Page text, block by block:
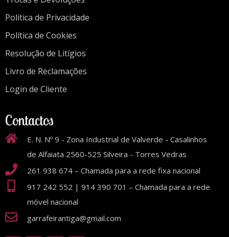
Política de Privacidade
Política de Cookies
Resolução de Litígios
Livro de Reclamações
Login de Cliente
Contactos
E. N. Nº 9 - Zona Industrial de Valverde - Casalinhos
de Alfaiata 2560-525 Silveira - Torres Vedras
261 938 674 – Chamada para a rede fixa nacional
917 242 552 | 914 390 701 – Chamada para a rede
móvel nacional
garrafeirantiga@gmail.com